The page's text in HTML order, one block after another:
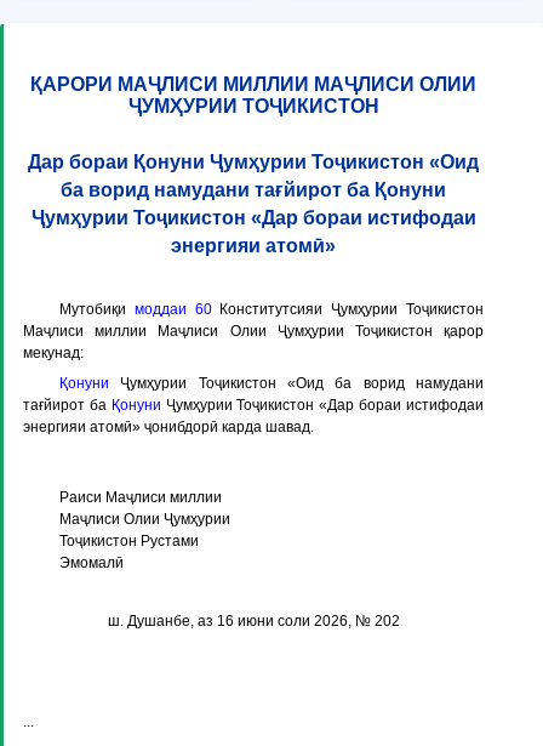
ҚАРОРИ МАҶЛИСИ МИЛЛИИ МАҶЛИСИ ОЛИИ
ҶУМҲУРИИ ТОҶИКИСТОН
Дар бораи Қонуни Ҷумҳурии Тоҷикистон «Оид
ба ворид намудани тағйирот ба Қонуни
Ҷумҳурии Тоҷикистон «Дар бораи истифодаи
энергияи атомӣ»
Мутобиқи моддаи 60Конститутсияи Ҷумҳурии Тоҷикистон
Маҷлиси миллии Маҷлиси Олии Ҷумҳурии Тоҷикистон қарор
мекунад:
Қонуни Ҷумҳурии Тоҷикистон «Оид ба ворид намудани
тағйирот ба Қонуни Ҷумҳурии Тоҷикистон «Дар бораи истифодаи
энергияи атомӣ» ҷонибдорӣ карда шавад.
Раиси Маҷлиси миллии
Маҷлиси Олии Ҷумҳурии
Тоҷикистон Рустами
Эмомалӣ
ш. Душанбе, аз 16 июни соли 2026, № 202
...